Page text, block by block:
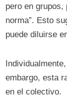
pero en
norma”. Esto
puede diluirse
embargo, esta
en el colectivo.